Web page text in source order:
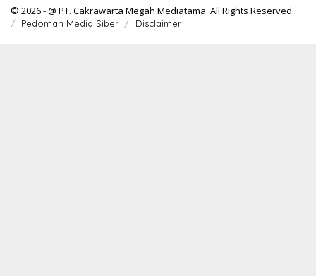
© 2026 - @ PT. Cakrawarta Megah Mediatama. All Rights Reserved.
Pedoman Media Siber Disclaimer